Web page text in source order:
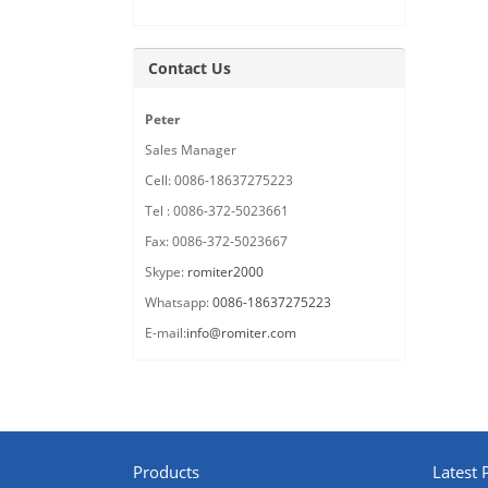
Contact Us
Peter
Sales Manager
Cell: 0086-18637275223
Tel : 0086-372-5023661
Fax: 0086-372-5023667
Skype: romiter2000
Whatsapp:0086-18637275223
E-mail:info@romiter.com
Products Latest